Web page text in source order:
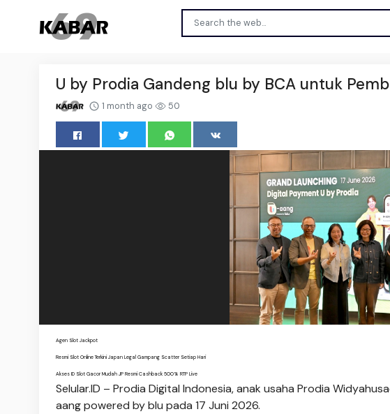
U by Prodia Gandeng blu by BCA untuk
1 month ago 50
Agen Slot Jackpot
Resmi Slot Online Terkini Japan Legal Gampang Scatter Setiap Hari
Akses ID Slot Gacor Mudah JP Resmi Cashback 500% RTP Live
Selular.ID – Prodia Digital Indonesia, anak usaha Prodia
aang powered by blu pada 17 Juni 2026.